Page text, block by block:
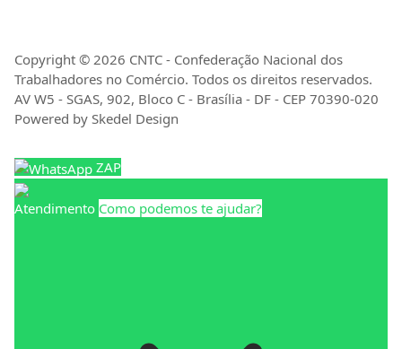
Copyright © 2026 CNTC - Confederação Nacional dos
Trabalhadores no Comércio. Todos os direitos reservados.
AV W5 - SGAS, 902, Bloco C - Brasília - DF - CEP 70390-020
Powered by Skedel Design
ZAP
Atendimento Como podemos te ajudar?